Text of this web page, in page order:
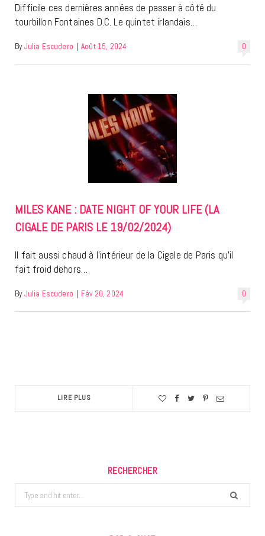
Difficile ces dernières années de passer à côté du
tourbillon Fontaines D.C. Le quintet irlandais…
0
By Julia Escudero | Août 15, 2024
MILES KANE : DATE NIGHT OF YOUR LIFE (LA
CIGALE DE PARIS LE 19/02/2024)
Il fait aussi chaud à l’intérieur de la Cigale de Paris qu’il
fait froid dehors…
0
By Julia Escudero | Fév 20, 2024
LIRE PLUS
RECHERCHER
Search
for: